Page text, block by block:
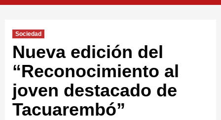
Sociedad
Nueva edición del
“Reconocimiento al
joven destacado de
Tacuarembó”